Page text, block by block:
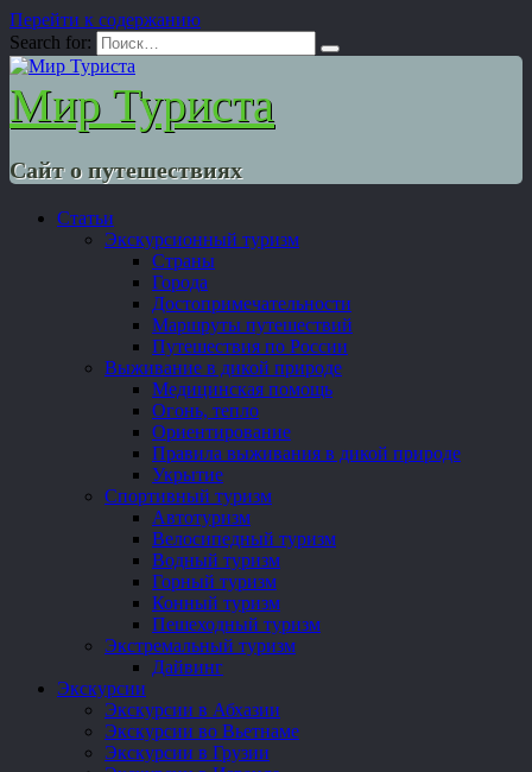
Перейти к содержанию
Search for:
Мир Туриста
Сайт о путешествиях
Статьи
Экскурсионный туризм
Страны
Города
Достопримечательности
Маршруты путешествий
Путешествия по России
Выживание в дикой природе
Медицинская помощь
Огонь, тепло
Ориентирование
Правила выживания в дикой природе
Укрытие
Спортивный туризм
Автотуризм
Велосипедный туризм
Водный туризм
Горный туризм
Конный туризм
Пешеходный туризм
Экстремальный туризм
Дайвинг
Экскурсии
Экскурсии в Абхазии
Экскурсии во Вьетнаме
Экскурсии в Грузии